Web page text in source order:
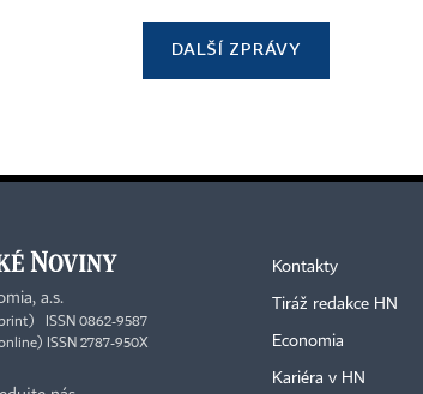
DALŠÍ ZPRÁVY
a.s.
ISSN 0862-9587
ISSN 2787-950X
Kontakty
Tiráž redakce HN
Economia
Kariéra v HN